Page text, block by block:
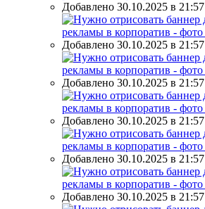
Добавлено 30.10.2025 в 21:57
Добавлено 30.10.2025 в 21:57
Добавлено 30.10.2025 в 21:57
Добавлено 30.10.2025 в 21:57
Добавлено 30.10.2025 в 21:57
Добавлено 30.10.2025 в 21:57